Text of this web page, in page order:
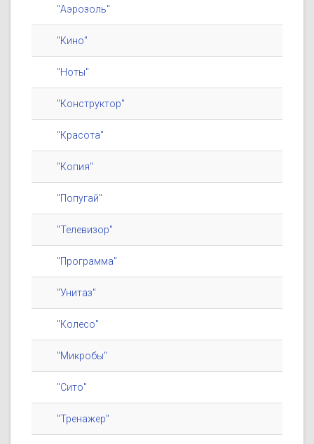
"Аэрозоль"
"Кино"
"Ноты"
"Конструктор"
"Красота"
"Копия"
"Попугай"
"Телевизор"
"Программа"
"Унитаз"
"Колесо"
"Микробы"
"Сито"
"Тренажер"